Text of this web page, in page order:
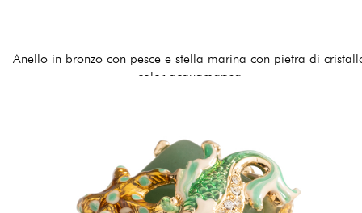
Anello in bronzo con pesce e stella marina con pietra di
color acquamarina